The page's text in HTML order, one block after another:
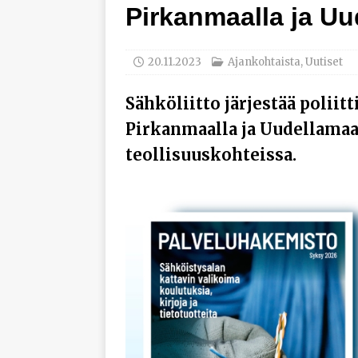
työhyvinvoinnista
[ 29.7.2026 ] Loviisan
[ 6.8.2026 ]
AJANKOHTAISTA
Pirkanmaalla ja
20.11.2023 Ajankohtaista,Uutiset
Sähköliitto järjestää
Pirkanmaalla ja
teollisuuskohteissa.